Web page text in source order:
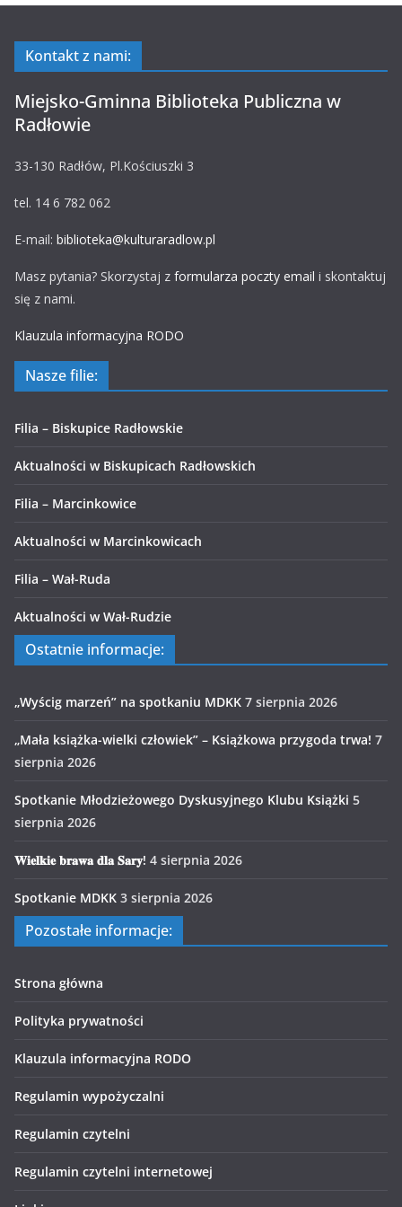
Kontakt z nami:
Miejsko-Gminna Biblioteka Publiczna w
Radłowie
33-130 Radłów, Pl.Kościuszki 3
tel. 14 6 782 062
E-mail: biblioteka@kulturaradlow.pl
Masz pytania? Skorzystaj z formularza poczty email i skontaktuj
się z nami.
Klauzula informacyjna RODO
Nasze filie:
Filia – Biskupice Radłowskie
Aktualności w Biskupicach Radłowskich
Filia – Marcinkowice
Aktualności w Marcinkowicach
Filia – Wał-Ruda
Aktualności w Wał-Rudzie
Ostatnie informacje:
„Wyścig marzeń” na spotkaniu MDKK 7 sierpnia 2026
„Mała książka-wielki człowiek” – Książkowa przygoda trwa! 7
sierpnia 2026
Spotkanie Młodzieżowego Dyskusyjnego Klubu Książki 5
sierpnia 2026
𝐖𝐢𝐞𝐥𝐤𝐢𝐞 𝐛𝐫𝐚𝐰𝐚 𝐝𝐥𝐚 𝐒𝐚𝐫𝐲! 4 sierpnia 2026
Spotkanie MDKK 3 sierpnia 2026
Pozostałe informacje:
Strona główna
Polityka prywatności
Klauzula informacyjna RODO
Regulamin wypożyczalni
Regulamin czytelni
Regulamin czytelni internetowej